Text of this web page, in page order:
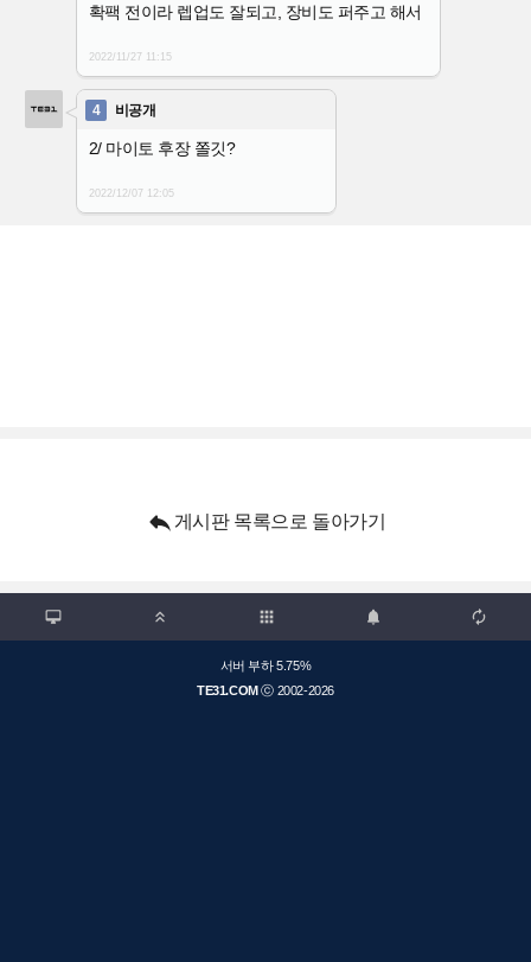
확팩 전이라 렙업도 잘되고, 장비도 퍼주고 해서
2022/11/2711:15
4 비공개
2/ 마이토 후장 쫄깃?
2022/12/0712:05
 게시판 목록으로 돌아가기
  apps  
서버 부하 5.75%
TE31.COMⓒ 2002-2026